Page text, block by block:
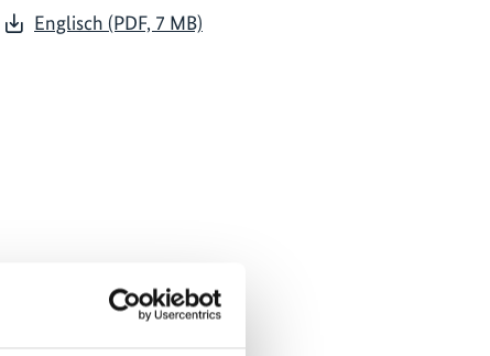
Englisch (PDF, 7 MB)